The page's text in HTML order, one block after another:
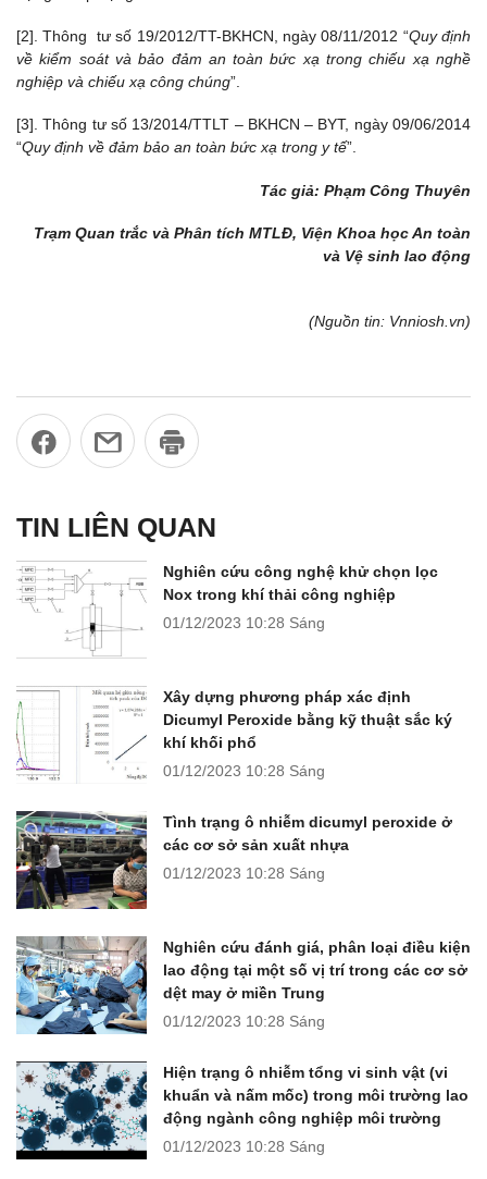
[2]. Thông tư số 19/2012/TT-BKHCN, ngày 08/11/2012 “Quy định
về kiểm soát và bảo đảm an toàn bức xạ trong chiếu xạ nghề
nghiệp và chiếu xạ công chúng”.
[3]. Thông tư số 13/2014/TTLT – BKHCN – BYT, ngày 09/06/2014
“Quy định về đảm bảo an toàn bức xạ trong y tế”.
Tác giả: Phạm Công Thuyên
Trạm Quan trắc và Phân tích MTLĐ, Viện Khoa học An toàn
và Vệ sinh lao động
(Nguồn tin: Vnniosh.vn)
TIN LIÊN QUAN
Nghiên cứu công nghệ khử chọn lọc
Nox trong khí thải công nghiệp
01/12/2023 10:28 Sáng
Xây dựng phương pháp xác định
Dicumyl Peroxide bằng kỹ thuật sắc ký
khí khối phổ
01/12/2023 10:28 Sáng
Tình trạng ô nhiễm dicumyl peroxide ở
các cơ sở sản xuất nhựa
01/12/2023 10:28 Sáng
Nghiên cứu đánh giá, phân loại điều kiện
lao động tại một số vị trí trong các cơ sở
dệt may ở miền Trung
01/12/2023 10:28 Sáng
Hiện trạng ô nhiễm tổng vi sinh vật (vi
khuẩn và nấm mốc) trong môi trường lao
động ngành công nghiệp môi trường
01/12/2023 10:28 Sáng